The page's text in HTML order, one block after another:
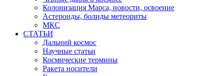
Колонизация Марса, новости, освоение
Астероиды, болиды метеориты
МКС
СТАТЬИ
Дальний космос
Научные статьи
Космические термины
Ракета носители